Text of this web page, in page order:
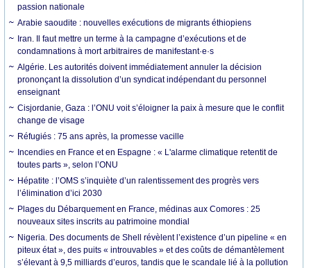
passion nationale
Arabie saoudite : nouvelles exécutions de migrants éthiopiens
Iran. Il faut mettre un terme à la campagne d’exécutions et de
condamnations à mort arbitraires de manifestant·e·s
Algérie. Les autorités doivent immédiatement annuler la décision
prononçant la dissolution d’un syndicat indépendant du personnel
enseignant
Cisjordanie, Gaza : l’ONU voit s’éloigner la paix à mesure que le conflit
change de visage
Réfugiés : 75 ans après, la promesse vacille
Incendies en France et en Espagne : « L'alarme climatique retentit de
toutes parts », selon l’ONU
Hépatite : l’OMS s’inquiète d’un ralentissement des progrès vers
l’élimination d’ici 2030
Plages du Débarquement en France, médinas aux Comores : 25
nouveaux sites inscrits au patrimoine mondial
Nigeria. Des documents de Shell révèlent l’existence d’un pipeline « en
piteux état », des puits « introuvables » et des coûts de démantèlement
s’élevant à 9,5 milliards d’euros, tandis que le scandale lié à la pollution